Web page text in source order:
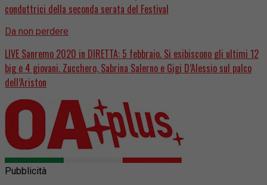
conduttrici della seconda serata del Festival
Da non perdere
LIVE Sanremo 2020 in DIRETTA: 5 febbraio. Si esibiscono gli ultimi 12
big e 4 giovani. Zucchero, Sabrina Salerno e Gigi D’Alessio sul palco
dell’Ariston
Pubblicità